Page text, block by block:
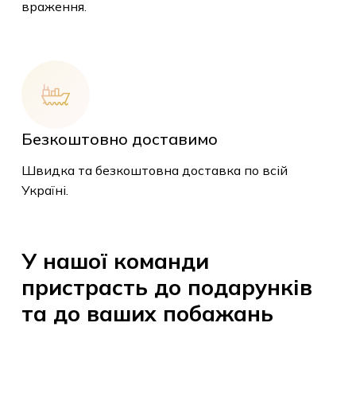
У кошику немає
враження.
Безкоштовно доставимо
Швидка та безкоштовна доставка по всій
Україні.
У нашої команди
пристрасть до подарунків
та до ваших побажань